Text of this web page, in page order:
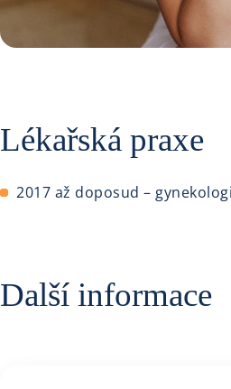
Lékařská praxe
2017 až doposud –
Další informace